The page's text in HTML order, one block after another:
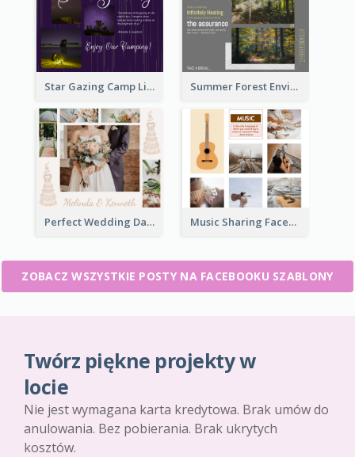
Star Gazing Camp Lifestyle Facebook Post Summer Forest Environment Facebook Post
Perfect Wedding Day Facebook Post Music Sharing Facebook Post
ZOBACZ WSZYSTKIE POSTY NA FACEBOOKU SZABLONY
Twórz piękne projekty w
locie
Nie jest wymagana karta kredytowa. Brak umów do
anulowania. Bez pobierania. Brak ukrytych
kosztów.